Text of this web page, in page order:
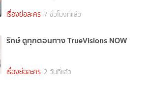
เรื่องย่อละคร 7 ชั่วโมงที่แล้ว
รักษ์ ดูทุกตอนทาง TrueVisions NOW
เรื่องย่อละคร 2 วันที่แล้ว